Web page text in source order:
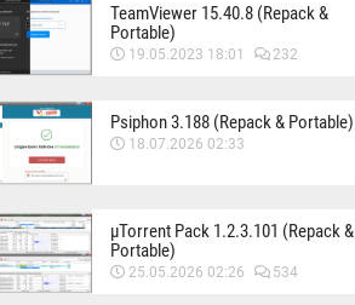
TeamViewer 15.40.8 (Repack &
Portable)
19.05.2023 18:01 232
Psiphon 3.188 (Repack & Portable)
18.07.2026 02:33
µTorrent Pack 1.2.3.101 (Repack &
Portable)
25.05.2026 02:26 534